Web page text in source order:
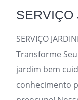
SERVIÇO
SERVIÇO
Transforme
jardim bem
conhecimento